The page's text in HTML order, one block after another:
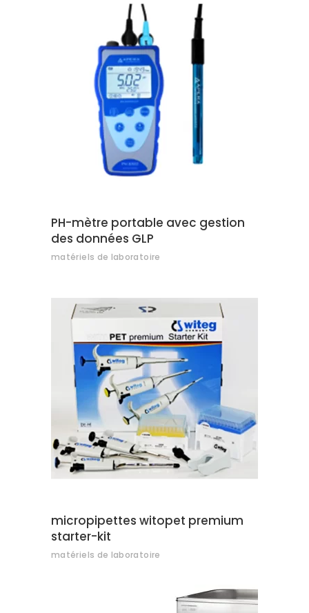
AJOUTER AU DEVIS
PH-mètre portable avec gestion
des données GLP
matériels de laboratoire
AJOUTER AU DEVIS
micropipettes witopet premium
starter-kit
matériels de laboratoire